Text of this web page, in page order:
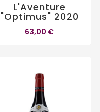
L'Aventure
"Optimus" 2020
63,00 €